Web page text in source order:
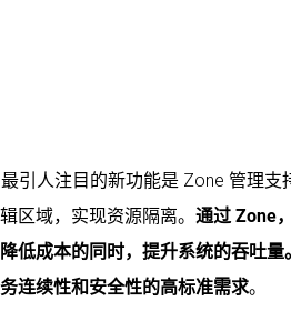
引人注目的新功能是 Zone 管理
区域，实现资源隔离。 通过 Zone
低成本的同时，提升系统的吞吐
连续性和安全性的高标准需求。